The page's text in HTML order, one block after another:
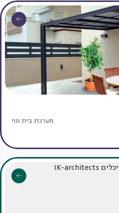
מערכת בית ונוי